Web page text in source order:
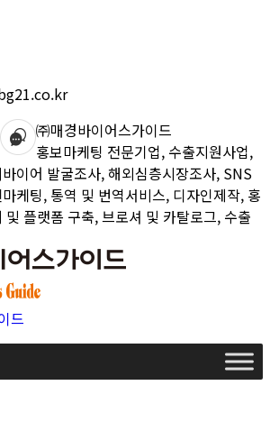
㈜매경바이어스가이드
홍보마케팅 전문기업, 수출지원사업,
이어 발굴조사, 해외심층시장조사, SNS
케팅, 통역 및 번역서비스, 디자인제작, 홍
플랫폼 구축, 브로셔 및 카탈로그, 수출